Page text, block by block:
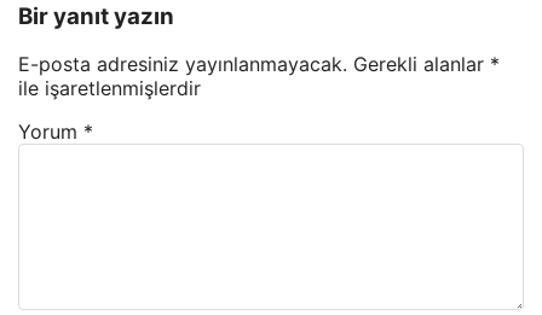
Bir yanıt yazın
E-posta adresiniz yayınlanmayacak. Gerekli alanlar *
ile işaretlenmişlerdir
Yorum *